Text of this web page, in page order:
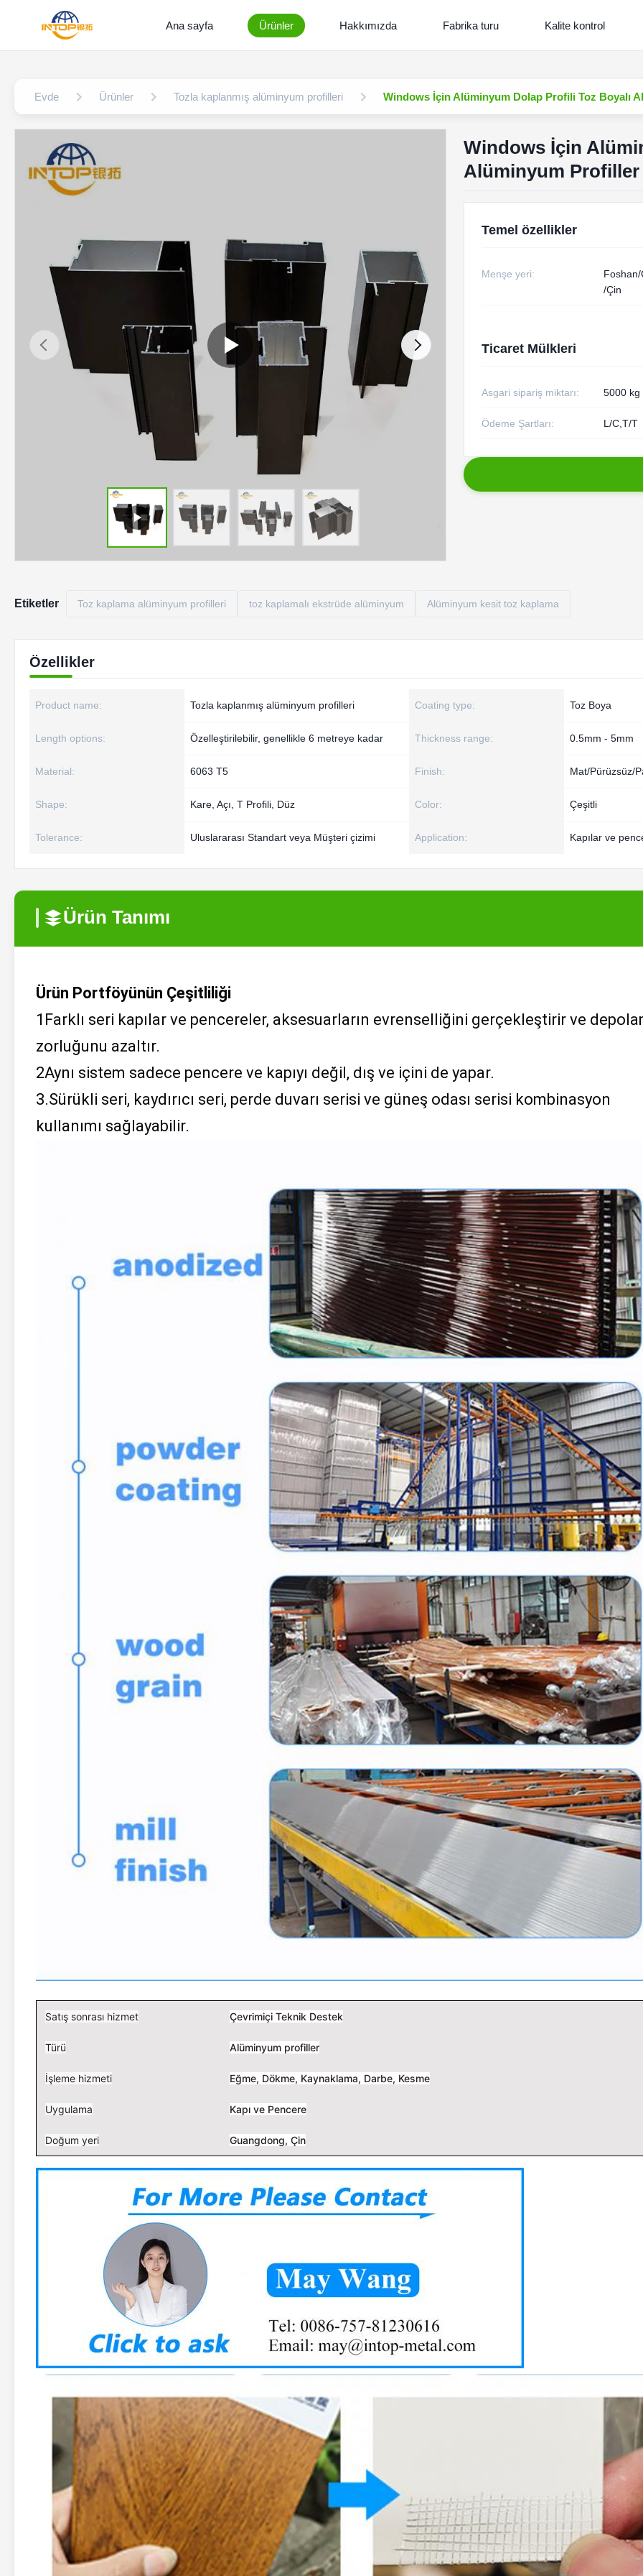
Ana sayfa Ürünler Hakkımızda Fabrika turu Kalite kontrol
Evde Ürünler Tozla kaplanmış alüminyum profilleri Windows İçin Alüminyum Dolap Profili Toz Boyalı
Windows İçin
Alüminyum Profiller
Temel özellikler
Menşe yeri:
/Çin
Ticaret Mülkleri
Asgari sipariş miktarı: 5000 kg
Ödeme Şartları: L/C,T/T
Etiketler Toz kaplama alüminyum profilleri toz kaplamalı ekstrüde alüminyum Alüminyum kesit toz kaplama
Özellikler
Product name: Tozla kaplanmış alüminyum profilleri Coating type: Toz Boya
Length options: Özelleştirilebilir, genellikle 6 metreye kadar Thickness range: 0.5mm - 5mm
Material: 6063 T5 Finish: Mat/Pürüzsüz/
Shape: Kare, Açı, T Profili, Düz Color: Çeşitli
Tolerance: Uluslararası Standart veya Müşteri çizimi Application: Kapılar ve
Ürün Tanımı
Ürün Portföyünün Çeşitliliği
1Farklı seri kapılar ve pencereler, aksesuarların evrenselliğini gerçekleştirir ve
zorluğunu azaltır.
2Aynı sistem sadece pencere ve kapıyı değil, dış ve içini de yapar.
3.Sürükli seri, kaydırıcı seri, perde duvarı serisi ve güneş odası serisi kombinasyon
kullanımı sağlayabilir.
Satış sonrası hizmet Çevrimiçi Teknik Destek
Türü Alüminyum profiller
İşleme hizmeti Eğme, Dökme, Kaynaklama, Darbe, Kesme
Uygulama Kapı ve Pencere
Doğum yeri Guangdong, Çin